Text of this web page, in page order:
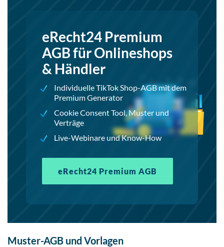
eRecht24 Premium
AGB für Onlineshops
& Händler
Individuelle TikTok Shop-AGB mit dem
Premium Generator
Cookie Consent Tool, Muster und
Verträge
Live-Webinare und Know-How
eRecht24 Premium AGB
Muster-AGB und Vorlagen